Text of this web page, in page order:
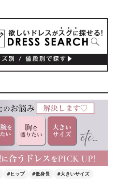
#ヒップ #低身長 #大きいサイズ